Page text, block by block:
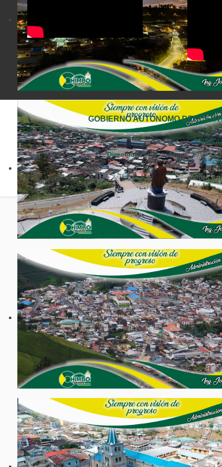
GOBIERNO AUTÓNOMO
Dirección:Tres de Marzo 1913 y
© 2026